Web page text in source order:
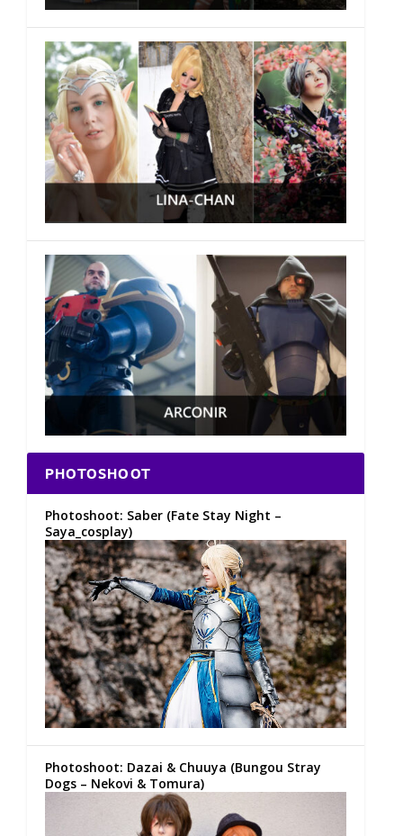
PHOTOSHOOT
Photoshoot: Saber (Fate Stay Night –
Saya_cosplay)
Photoshoot: Dazai & Chuuya (Bungou Stray
Dogs – Nekovi & Tomura)